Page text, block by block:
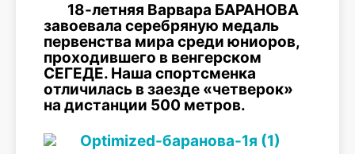
18-летняя Варвара БАРАНОВА
завоевала серебряную медаль
первенства мира среди юниоров,
проходившего в венгерском
СЕГЕДЕ. Наша спортсменка
отличилась в заезде «четверок»
на дистанции 500 метров.